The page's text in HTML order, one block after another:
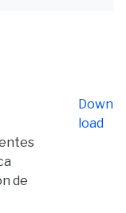
de
Down
load